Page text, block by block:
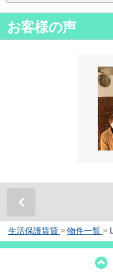
お客様の声
生活保護賃貸 > 物件一覧 >